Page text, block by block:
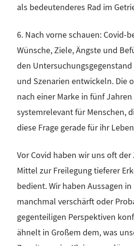
als bedeutenderes Rad im
6. Nach vorne schauen: Covid-
Wünsche, Ziele, Ängste und
den
und Szenarien entwickeln. Die
nach einer Marke in fünf
systemrelevant für Menschen,
diese Frage gerade für ihr
Vor Covid haben wir uns oft
Mittel zur Freilegung tieferer
bedient. Wir haben Aussagen
manchmal verschärft oder
gegenteiligen Perspektiven
ähnelt in Großem dem, was